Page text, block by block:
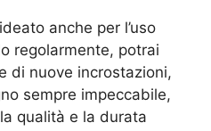
anche per l’uso
regolarmente, potrai
di nuove incrostazioni,
sempre impeccabile,
qualità e la durata